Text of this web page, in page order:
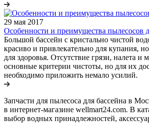
29 мая 2017
Особенности и преимущества пылесосов
Большой бассейн с кристально чистой
красиво и привлекательно для купания,
для здоровья. Отсутствие грязи, налета и
основные критерии чистоты, но для их
необходимо приложить немало усилий.
Запчасти для пылесоса для бассейна в
в интернет-магазине wellmart24.com. В
выбор водных принадлежностей,